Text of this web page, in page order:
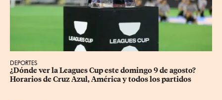
DEPORTES
¿Dónde ver la Leagues Cup este domingo 9 de agosto?
Horarios de Cruz Azul, América y todos los partidos